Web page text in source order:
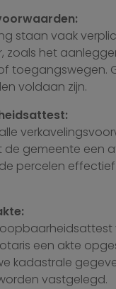
staan vaak
zoals het
toegangswegen.
voldaan zijn.
de gemeente een
percelen effectief
een akte
kadastrale
vastgelegd.